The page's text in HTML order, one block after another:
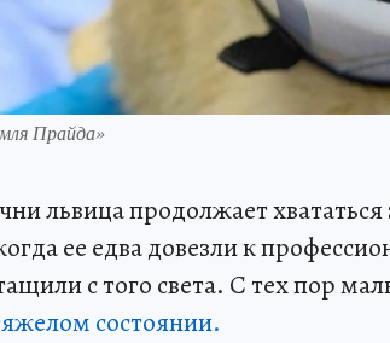
Прайда»
львица продолжает
ее едва довезли к
с того света. С тех пор
состоянии.